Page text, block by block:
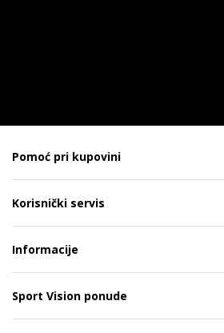
Pomoć pri kupovini
Korisnički servis
Informacije
Sport Vision ponude